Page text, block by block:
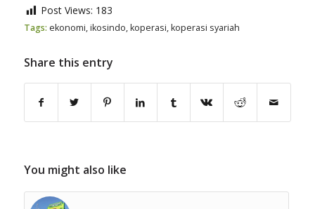
Post Views: 183
Tags: ekonomi,ikosindo,koperasi,koperasi syariah
Share this entry
You might also like